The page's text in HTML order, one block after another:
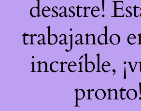
desastre!
trabajando
increíble,